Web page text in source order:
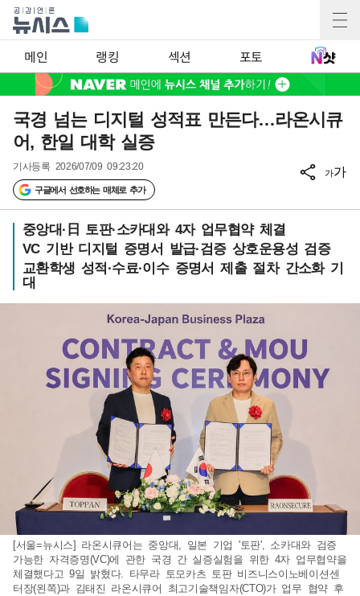
메인 랭킹 섹션 포토
국경 넘는 디지털 성적표 만든다…라온시큐
어, 한일 대학 실증
기사등록 2026/07/09 09:23:20
구글에서 선호하는 매체로 추가
가가
중앙대·日 토판·소카대와 4자 업무협약 체결
VC 기반 디지털 증명서 발급·검증 상호운용성 검증
교환학생 성적·수료·이수 증명서 제출 절차 간소화 기
대
[서울=뉴시스] 라온시큐어는 중앙대, 일본 기업 '토판', 소카대와 검증
가능한 자격증명(VC)에 관한 국경 간 실증실험을 위한 4자 업무협약을
체결했다고 9일 밝혔다. 타무라 토모카츠 토판 비즈니스이노베이션센
터장(왼쪽)과 김태진 라온시큐어 최고기술책임자(CTO)가 업무 협약 후